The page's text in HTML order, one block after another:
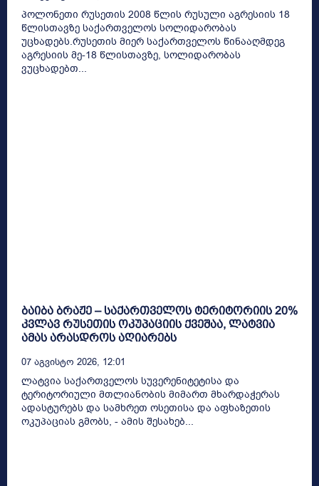
პოლონეთი რუსეთის 2008 წლის რუსული აგრესიის 18
წლისთავზე საქართველოს სოლიდარობას
უცხადებს.რუსეთის მიერ საქართველოს წინააღმდეგ
აგრესიის მე-18 წლისთავზე, სოლიდარობას
ვუცხადებთ...
ბაიბა ბრაჟე – საქართველოს ტერიტორიის 20%
კვლავ რუსეთის ოკუპაციის ქვეშაა, ლატვია
ამას არასდროს აღიარებს
07 Აგვისტო 2026, 12:01
ლატვია საქართველოს სუვერენიტეტისა და
ტერიტორიული მთლიანობის მიმართ მხარდაჭერას
ადასტურებს და სამხრეთ ოსეთისა და აფხაზეთის
ოკუპაციას გმობს, - ამის შესახებ...